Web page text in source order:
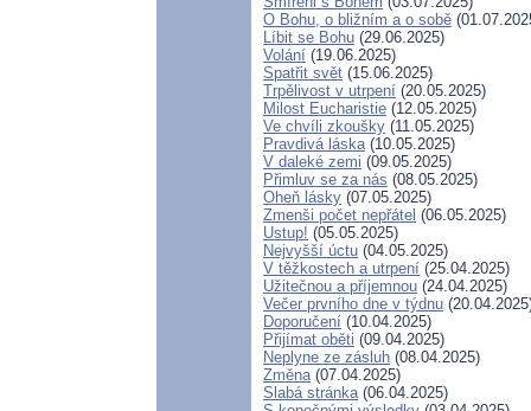
O Bohu, o bližním a o sobě
Líbit se Bohu (29.06.2025)
Volání (19.06.2025)
Spatřit svět (15.06.2025)
Trpělivost v utrpení (20.05.2025)
Milost Eucharistie (12.05.2025)
Ve chvíli zkoušky (11.05.2025)
Pravdivá láska(10.05.2025)
V daleké zemi (09.05.2025)
Přimluv se za nás (08.05.2025)
Oheň lásky (07.05.2025)
Zmenši počet nepřátel (06.05.2025)
Ustup! (05.05.2025)
Nejvyšší úctu (04.05.2025)
V těžkostech a utrpení (25.04.2025)
Užitečnou a příjemnou (24.04.2025)
Večer prvního dne v týdnu
Doporučení (10.04.2025)
Přijímat oběti (09.04.2025)
Neplyne ze zásluh (08.04.2025)
Změna(07.04.2025)
Slabá stránka(06.04.2025)